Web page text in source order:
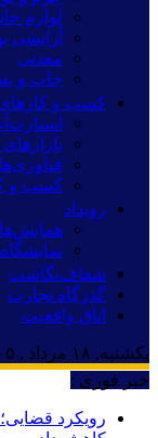
لوازم
آرایشی
معدنی
چاپ و
کسب و کارهای
کسب و
رویداد
همایش‌ها
شفاف‌نگاشت
گذرگاه تجارت
اتاق واقعیت
یکشنبه, ۱۸ مرداد , ۱۴۰۵ برابر با - Sunday, 9 August , 2026
خبر فوری :
رویکرد